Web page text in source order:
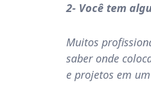
2- Você tem
Muitos
saber onde
e projetos em